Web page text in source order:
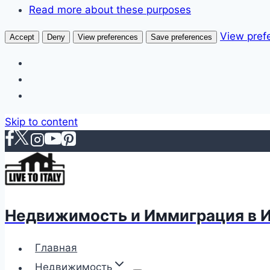
Read more about these purposes
Accept Deny View preferences Save preferences View
Skip to content
Недвижимость и Иммиграция в
Главная
Недвижимость